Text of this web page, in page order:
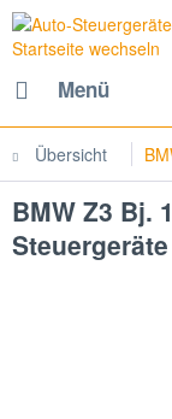
Menü
Übersicht
BMW Z3 Bj.